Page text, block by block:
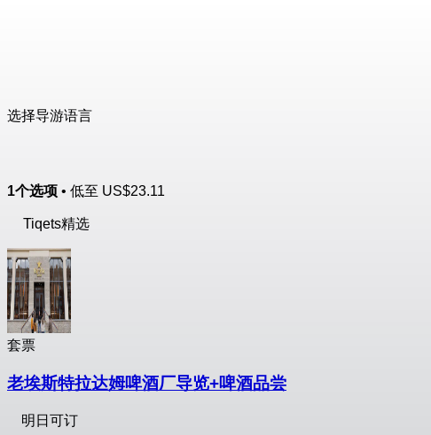
选择导游语言
1个选项 • 低至 US$23.11
Tiqets精选
套票
老埃斯特拉达姆啤酒厂导览+啤酒品尝
明日可订